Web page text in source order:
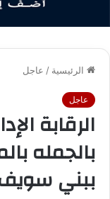
الرئيسية / عاجل
عاجل
الرقابة
بالجمله
ببني